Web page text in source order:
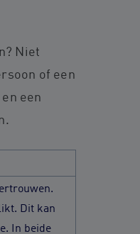
Niet
of een
een
Dit kan
In beide